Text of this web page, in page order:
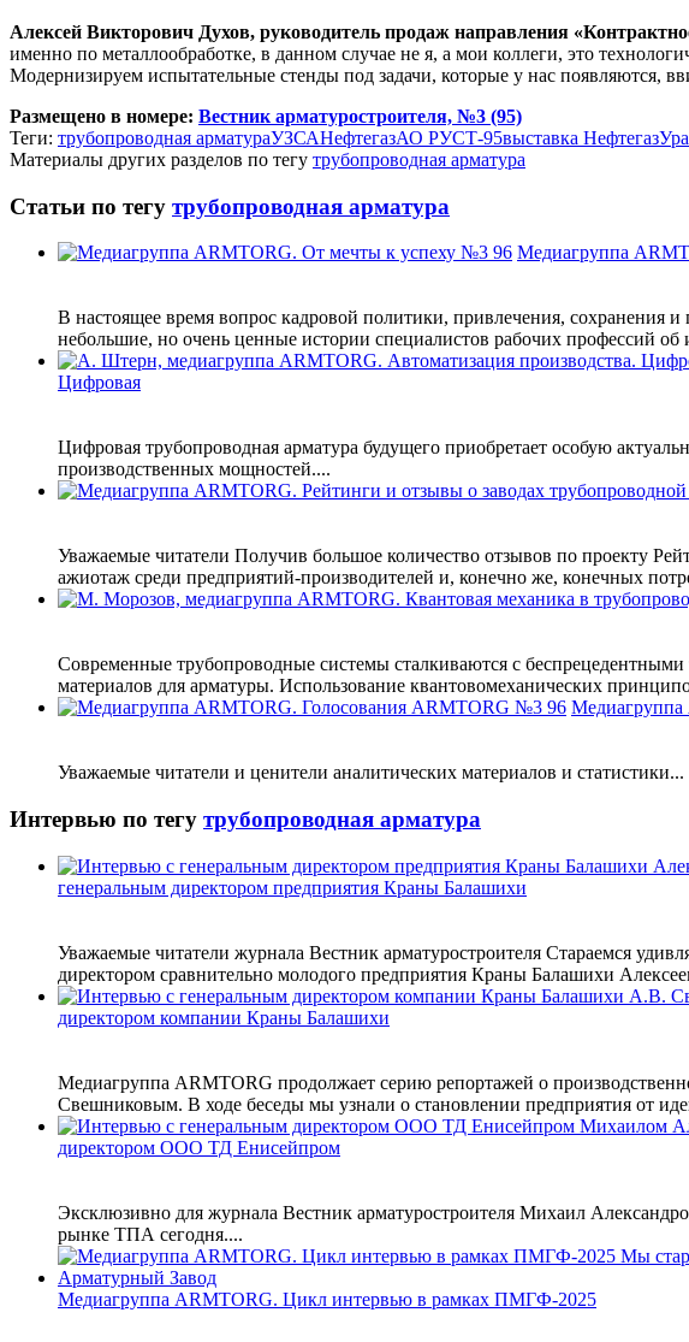
Алексей Викторович Духов, руководитель продаж направления
именно по металлообработке, в данном случае не я, а мои коллеги, это
Модернизируем испытательные стенды под задачи, которые у нас появляются,
Размещено в номере: Вестник арматуростроителя, №3 (95)
Теги: трубопроводная арматураУЗСАНефтегазАО РУСТ-95выставка Нефтегаз
Материалы других разделов по тегу трубопроводная арматура
Статьи по тегу трубопроводная арматура
Медиагруппа
В настоящее время вопрос кадровой политики, привлечения, сохранения
небольшие, но очень ценные истории специалистов рабочих профессий об
Цифровая
Цифровая трубопроводная арматура будущего приобретает особую
производственных мощностей....
Уважаемые читатели Получив большое количество отзывов по проекту
ажиотаж среди предприятий-производителей и, конечно же, конечных
Современные трубопроводные системы сталкиваются с
материалов для арматуры. Использование квантовомеханических
Уважаемые читатели и ценители аналитических материалов и статистики...
Интервью по тегу трубопроводная арматура
генеральным директором предприятия Краны Балашихи
Уважаемые читатели журнала Вестник арматуростроителя Стараемся
директором сравнительно молодого предприятия Краны Балашихи
директором компании Краны Балашихи
Медиагруппа ARMTORG продолжает серию репортажей о
Свешниковым. В ходе беседы мы узнали о становлении предприятия от
директором ООО ТД Енисейпром
Эксклюзивно для журнала Вестник арматуростроителя Михаил
рынке ТПА сегодня....
Медиагруппа ARMTORG. Цикл интервью в рамках ПМГФ-2025